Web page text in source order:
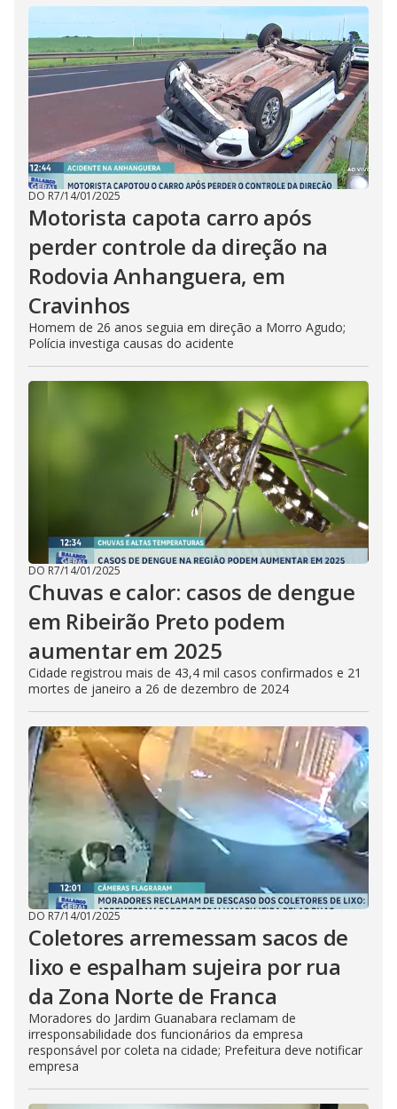
DO R7/14/01/2025
Motorista capota carro após
perder controle da direção na
Rodovia Anhanguera, em
Cravinhos
Homem de 26 anos seguia em direção a Morro Agudo;
Polícia investiga causas do acidente
DO R7/14/01/2025
Chuvas e calor: casos de dengue
em Ribeirão Preto podem
aumentar em 2025
Cidade registrou mais de 43,4 mil casos confirmados e 21
mortes de janeiro a 26 de dezembro de 2024
DO R7/14/01/2025
Coletores arremessam sacos de
lixo e espalham sujeira por rua
da Zona Norte de Franca
Moradores do Jardim Guanabara reclamam de
irresponsabilidade dos funcionários da empresa
responsável por coleta na cidade; Prefeitura deve notificar
empresa